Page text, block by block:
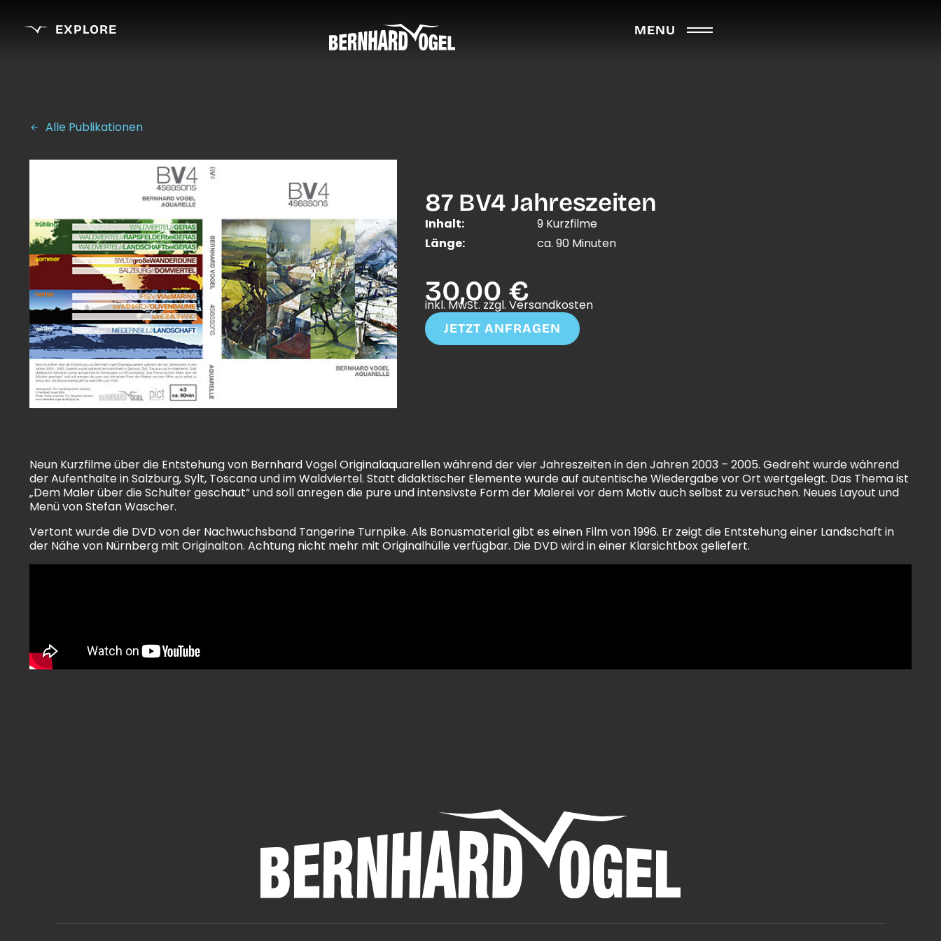
EXPLORE MENU
Alle Publikationen
87 BV4 Jahreszeiten
Inhalt:
9 Kurzfilme
Länge:
ca. 90 Minuten
30,00 €
inkl. MwSt. zzgl. Versandkosten
JETZT ANFRAGEN
Neun Kurzfilme über die Entstehung von Bernhard Vogel Originalaquarellen während der vier Jahreszeiten in den Jahren 2003 – 2005. Gedreht wurde während
der Aufenthalte in Salzburg, Sylt, Toscana und im Waldviertel. Statt didaktischer Elemente wurde auf autentische Wiedergabe vor Ort wertgelegt. Das Thema ist
„Dem Maler über die Schulter geschaut“ und soll anregen die pure und intensivste Form der Malerei vor dem Motiv auch selbst zu versuchen. Neues Layout und
Menü von Stefan Wascher.
Vertont wurde die DVD von der Nachwuchsband Tangerine Turnpike. Als Bonusmaterial gibt es einen Film von 1996. Er zeigt die Entstehung einer Landschaft in
der Nähe von Nürnberg mit Originalton. Achtung nicht mehr mit Originalhülle verfügbar. Die DVD wird in einer Klarsichtbox geliefert.